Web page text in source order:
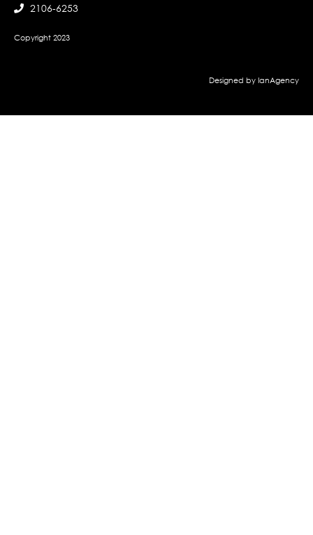
2106-6253
Copyright 2023
Designed by IanAgency